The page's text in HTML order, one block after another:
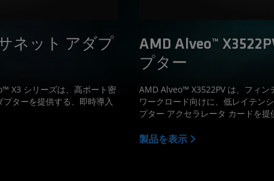
ネット アダプ
X3 シリーズは、高ポート密
ターを提供する、即時導入
AMD Alveo™
プター
AMD Alveo™ X3522PV は、フィ
ワークロード向けに、低レイテン
プター アクセラレータ カードを提
製品を表示